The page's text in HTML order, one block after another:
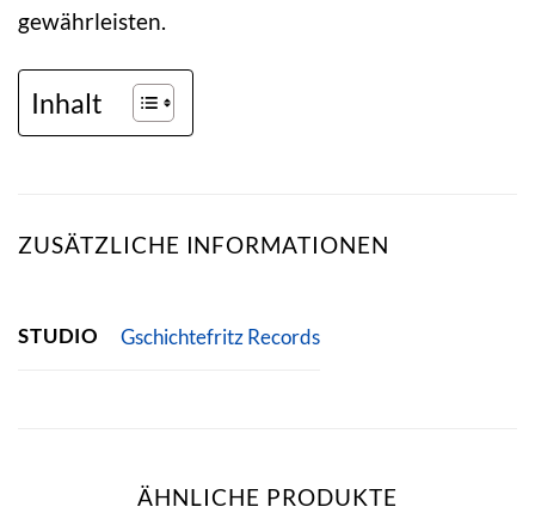
gewährleisten.
Inhalt
ZUSÄTZLICHE INFORMATIONEN
STUDIO Gschichtefritz Records
ÄHNLICHE PRODUKTE